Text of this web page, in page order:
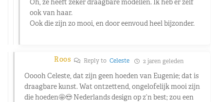
ook van haar.
Ook die zijn zo mooi, en door eenvoud heel bijzonder.
Roos Reply to Celeste 2 jaren geleden
Ooooh Celeste, dat zijn geen hoeden van Eugenie; dat is
draagbare kunst. Wat ontzettend, ongelofelijk mooi zijn
die hoeden🤩😍 Nederlands design op z’n best; zou een